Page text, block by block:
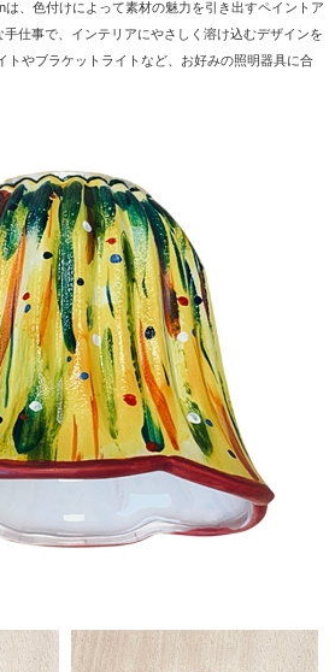
、色付けによって素材の魅力を引き出すペイントア
仕事で、インテリアにやさしく溶け込むデザインを
トやブラケットライトなど、お好みの照明器具に合